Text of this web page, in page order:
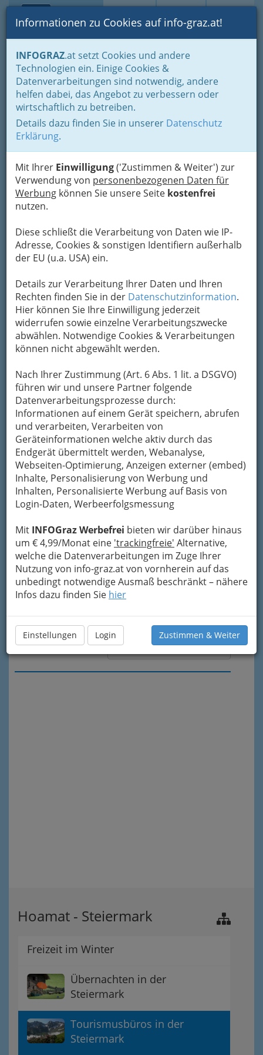
Suche Login Toggle
Informationen zu Cookies auf info-graz.at!
INFOGRAZ.at setzt Cookies und andere
Technologien ein. Einige Cookies &
Datenverarbeitungen sind notwendig, andere
helfen dabei, das Angebot zu verbessern oder
wirtschaftlich zu betreiben.
Details dazu finden Sie in unserer Datenschutz
Erklärung.
Mit Ihrer Einwilligung('Zustimmen & Weiter') zur
Verwendung von personenbezogenen Daten für
Werbung können Sie unsere Seite kostenfrei
nutzen.
Diese schließt die Verarbeitung von Daten wie IP-
Adresse, Cookies & sonstigen Identifiern außerhalb
der EU (u.a. USA) ein.
Details zur Verarbeitung Ihrer Daten und Ihren
Rechten finden Sie in der Datenschutzinformation.
Hier können Sie Ihre Einwilligung jederzeit
widerrufen sowie einzelne Verarbeitungszwecke
abwählen. Notwendige Cookies & Verarbeitungen
können nicht abgewählt werden.
Nach Ihrer Zustimmung (Art. 6 Abs. 1 lit. a DSGVO)
führen wir und unsere Partner folgende
Datenverarbeitungsprozesse durch:
Informationen auf einem Gerät speichern, abrufen
und verarbeiten, Verarbeiten von
Geräteinformationen welche aktiv durch das
Endgerät übermittelt werden, Webanalyse,
Webseiten-Optimierung, Anzeigen externer (embed)
Inhalte, Personalisierung von Werbung und
Inhalten, Personalisierte Werbung auf Basis von
Login-Daten, Werbeerfolgsmessung
Mit INFOGraz Werbefrei bieten wir darüber hinaus
um € 4,99/Monat eine 'trackingfreie' Alternative,
welche die Datenverarbeitungen im Zuge Ihrer
Nutzung von info-graz.at von vornherein auf das
unbedingt notwendige Ausmaß beschränkt – nähere
Infos dazu finden Sie hier
Einstellungen Login Zustimmen & Weiter
Home Lifestyle
Hoamat - Steiermark - unsere Heimat
Freizeit in der Steiermark
Tourismusbüros in der Steiermark
TIP-City-Management
Florianiplatz 6, 8200 Gleisdorf
+43 3112 5111
Karte
Adresse mit Google Maps anschauen
Kontaktaufnahme
Um die Info-Graz Firmenvor Spam-Mails zu
bewahren, verwenden wir an dieser Stelle zur
Übermittlung Ihrer Nachricht ein sicheres
Formular. Ihre Nachricht wird nach dem
Absenden umgehend per Mail an das
Unternehmen TIP-City-Management
Mein Name
Meine Email Adresse
Mein Betreff
Meine Nachricht
Meine Nachricht senden
Hoamat - Steiermark
Freizeit im Winter
Übernachten in der
Steiermark
Tourismusbüros in der
Steiermark